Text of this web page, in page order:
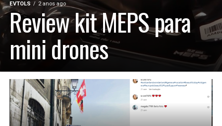
EVTOLS 2 anos ago
Review kit MEPS para
mini drones